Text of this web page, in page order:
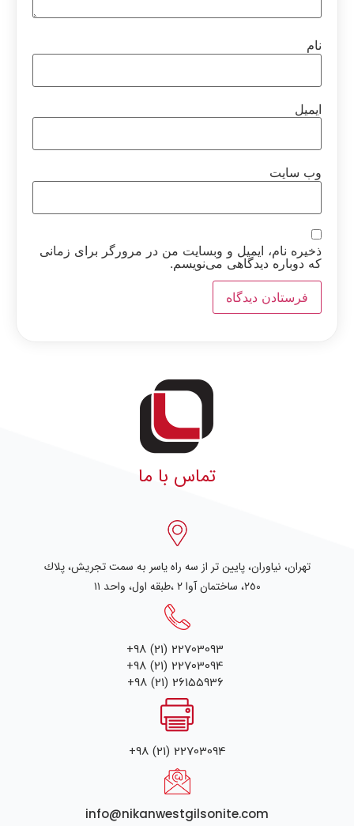
نام
ایمیل
وب‌ سایت
ذخیره نام، ایمیل و وبسایت من در مرورگر برای زمانی
که دوباره دیدگاهی می‌نویسم.
تماس با ما
تهران، نياوران، پایین تر از سه راه یاسر به سمت تجریش، پلاك
٢٥٠، ساختمان آوا ۲ ،طبقه اول، واحد ۱۱
+98 (21) 22703093
+98 (21) 22703094
+98 (21) 26155936
+98 (21) 22703094
info@nikanwestgilsonite.com